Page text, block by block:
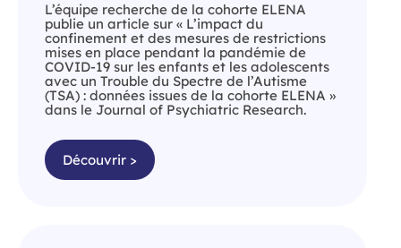
L’équipe recherche de la cohorte ELENA
publie un article sur « L’impact du
confinement et des mesures de restrictions
mises en place pendant la pandémie de
COVID-19 sur les enfants et les adolescents
avec un Trouble du Spectre de l’Autisme
(TSA) : données issues de la cohorte ELENA »
dans le Journal of Psychiatric Research.
Découvrir >